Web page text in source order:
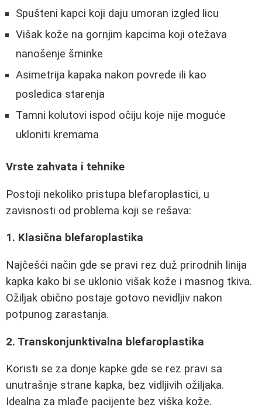
Spušteni kapci koji daju umoran izgled licu
Višak kože na gornjim kapcima koji otežava
nanošenje šminke
Asimetrija kapaka nakon povrede ili kao
posledica starenja
Tamni kolutovi ispod očiju koje nije moguće
ukloniti kremama
Vrste zahvata i tehnike
Postoji nekoliko pristupa blefaroplastici, u
zavisnosti od problema koji se rešava:
1. Klasična blefaroplastika
Najčešći način gde se pravi rez duž prirodnih linija
kapka kako bi se uklonio višak kože i masnog tkiva.
Ožiljak obično postaje gotovo nevidljiv nakon
potpunog zarastanja.
2. Transkonjunktivalna blefaroplastika
Koristi se za donje kapke gde se rez pravi sa
unutrašnje strane kapka, bez vidljivih ožiljaka.
Idealna za mlađe pacijente bez viška kože.